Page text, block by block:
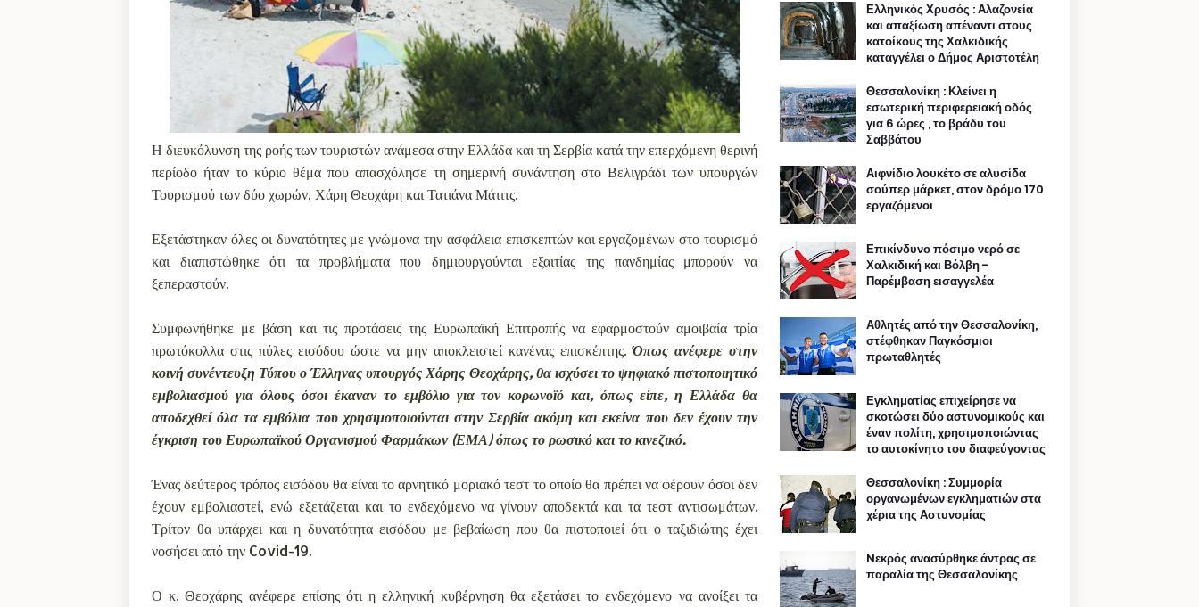
Η διευκόλυνση της ροής των τουριστών ανάμεσα στην Ελλάδα και τη Σερβία κατά την επερχόμενη θερινή
περίοδο ήταν το κύριο θέμα που απασχόλησε τη σημερινή συνάντηση στο Βελιγράδι των υπουργών
Τουρισμού των δύο χωρών, Χάρη Θεοχάρη και Τατιάνα Μάτιτς.
Εξετάστηκαν όλες οι δυνατότητες με γνώμονα την ασφάλεια επισκεπτών και εργαζομένων στο τουρισμό
και διαπιστώθηκε ότι τα προβλήματα που δημιουργούνται εξαιτίας της πανδημίας μπορούν να
ξεπεραστούν.
Συμφωνήθηκε με βάση και τις προτάσεις της Ευρωπαϊκή Επιτροπής να εφαρμοστούν αμοιβαία τρία
πρωτόκολλα στις πύλες εισόδου ώστε να μην αποκλειστεί κανένας επισκέπτης. Όπως ανέφερε στην
κοινή συνέντευξη Τύπου ο Έλληνας υπουργός Χάρης Θεοχάρης, θα ισχύσει το ψηφιακό πιστοποιητικό
εμβολιασμού για όλους όσοι έκαναν το εμβόλιο για τον κορωνοϊό και, όπως είπε, η Ελλάδα θα
αποδεχθεί όλα τα εμβόλια που χρησιμοποιούνται στην Σερβία ακόμη και εκείνα που δεν έχουν την
έγκριση του Ευρωπαϊκού Οργανισμού Φαρμάκων (ΕΜΑ) όπως το ρωσικό και το κινεζικό.
Ένας δεύτερος τρόπος εισόδου θα είναι το αρνητικό μοριακό τεστ το οποίο θα πρέπει να φέρουν όσοι δεν
έχουν εμβολιαστεί, ενώ εξετάζεται και το ενδεχόμενο να γίνουν αποδεκτά και τα τεστ αντισωμάτων.
Τρίτον θα υπάρχει και η δυνατότητα εισόδου με βεβαίωση που θα πιστοποιεί ότι ο ταξιδιώτης έχει
νοσήσει από την Covid-19.
Ο κ. Θεοχάρης ανέφερε επίσης ότι η ελληνική κυβέρνηση θα εξετάσει το ενδεχόμενο να ανοίξει τα
Ελληνικός Χρυσός : Αλαζονεία
και απαξίωση απέναντι στους
κατοίκους της Χαλκιδικής
καταγγέλει ο Δήμος Αριστοτέλη
Θεσσαλονίκη : Κλείνει η
εσωτερική περιφερειακή οδός
για 6 ώρες , το βράδυ του
Σαββάτου
Αιφνίδιο λουκέτο σε αλυσίδα
σούπερ μάρκετ, στον δρόμο 170
εργαζόμενοι
Επικίνδυνο πόσιμο νερό σε
Χαλκιδική και Βόλβη -
Παρέμβαση εισαγγελέα
Αθλητές από την Θεσσαλονίκη,
στέφθηκαν Παγκόσμιοι
πρωταθλητές
Εγκληματίας επιχείρησε να
σκοτώσει δύο αστυνομικούς και
έναν πολίτη, χρησιμοποιώντας
το αυτοκίνητο του διαφεύγοντας
Θεσσαλονίκη : Συμμορία
οργανωμένων εγκληματιών στα
χέρια της Αστυνομίας
Nεκρός ανασύρθηκε άντρας σε
παραλία της Θεσσαλονίκης